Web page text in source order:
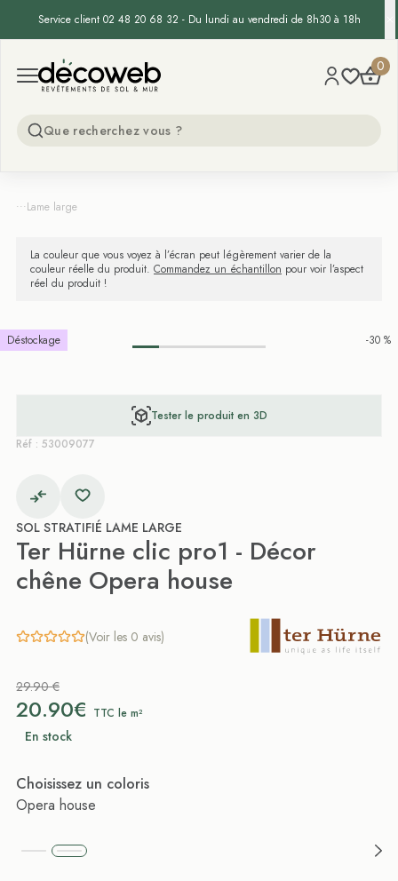
Service client 02 48 20 68 32 - Du lundi au vendredi de 8h30 à 18h
Open menu
Decoweb 0
...Lame large
La couleur que vous voyez à l’écran peut légèrement varier de la
couleur réelle du produit. Commandez un échantillon pour voir l’aspect
réel du produit !
Déstockage -30 %
Tester le produit en 3D
Réf : 53009077
SOL STRATIFIÉ LAME LARGE
Ter Hürne clic pro1 - Décor
chêne Opera house
(Voir les 0 avis)
29.90 €
20.90€ TTC le m²
En stock
Choisissez un coloris
Opera house